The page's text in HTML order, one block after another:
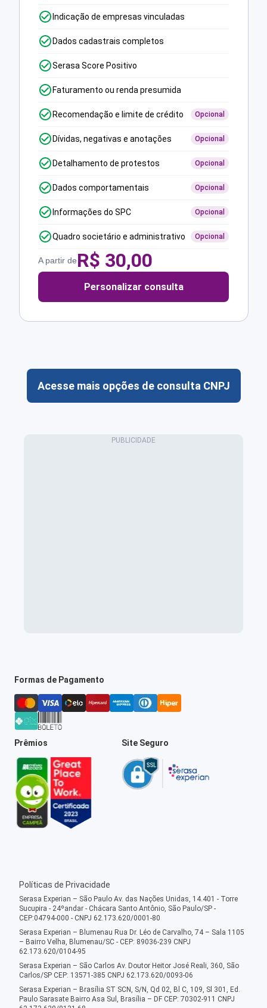
Indicação de empresas vinculadas
Dados cadastrais completos
Serasa Score Positivo
Faturamento ou renda presumida
Recomendação e limite de crédito Opcional
Dívidas, negativas e anotações Opcional
Detalhamento de protestos Opcional
Dados comportamentais Opcional
Informações do SPC Opcional
Quadro societário e administrativo Opcional
A partir deR$ 30,00
Personalizar consulta
Acesse mais opções de consulta CNPJ
Formas de Pagamento
Prêmios Site Seguro
Políticas de Privacidade
Serasa Experian – São Paulo Av. das Nações Unidas, 14.401 - Torre
Sucupira - 24ºandar - Chácara Santo Antônio, São Paulo/SP -
CEP:04794-000 - CNPJ 62.173.620/0001-80
Serasa Experian – Blumenau Rua Dr. Léo de Carvalho, 74 – Sala 1105
– Bairro Velha, Blumenau/SC - CEP: 89036-239 CNPJ
62.173.620/0104-95
Serasa Experian – São Carlos Av. Doutor Heitor José Reali, 360, São
Carlos/SP CEP: 13571-385 CNPJ 62.173.620/0093-06
Serasa Experian – Brasília ST SCN, S/N, Qd 02, Bl C, 109, Sl 301, Ed.
Paulo Sarasate Bairro Asa Sul, Brasília – DF CEP: 70302-911 CNPJ